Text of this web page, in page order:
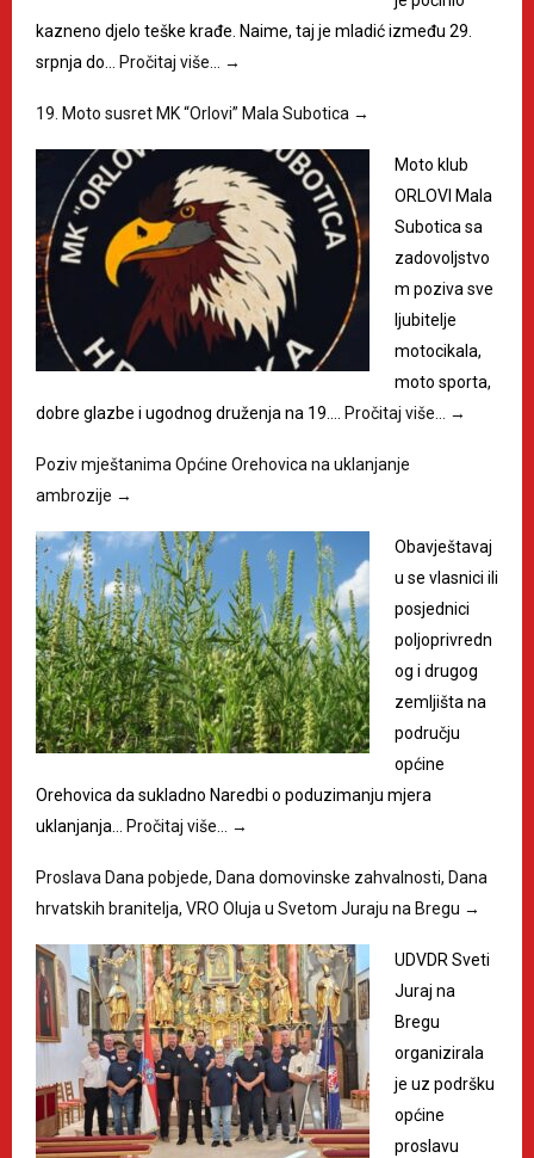
kazneno djelo teške krađe. Naime, taj je mladić između 29.
srpnja do… Pročitaj više… →
19. Moto susret MK “Orlovi” Mala Subotica →
Moto klub
ORLOVI Mala
Subotica sa
zadovoljstvo
m poziva sve
ljubitelje
motocikala,
moto sporta,
dobre glazbe i ugodnog druženja na 19.… Pročitaj više… →
Poziv mještanima Općine Orehovica na uklanjanje
ambrozije →
Obavještavaj
u se vlasnici ili
posjednici
poljoprivredn
og i drugog
zemljišta na
području
općine
Orehovica da sukladno Naredbi o poduzimanju mjera
uklanjanja… Pročitaj više… →
Proslava Dana pobjede, Dana domovinske zahvalnosti, Dana
hrvatskih branitelja, VRO Oluja u Svetom Juraju na Bregu →
UDVDR Sveti
Juraj na
Bregu
organizirala
je uz podršku
općine
proslavu